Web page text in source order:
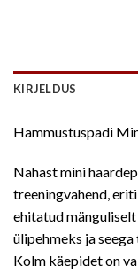
KIRJELDUS
Hammustuspadi
Nahast mini
treeningvahend,
ehitatud
ülipehmeks ja
Kolm käepidet on